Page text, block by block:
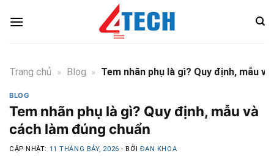
Trang chủ » Blog » Tem nhãn phụ là gì? Quy định, mẫu
BLOG
Tem nhãn phụ là gì? Quy định, mẫu và
cách làm đúng chuẩn
CẬP NHẬT: 11 THÁNG BẢY, 2026 - BỞI ĐAN KHOA